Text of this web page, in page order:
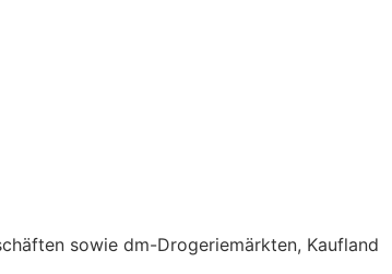
sowie dm-Drogeriemärkten, Kaufland